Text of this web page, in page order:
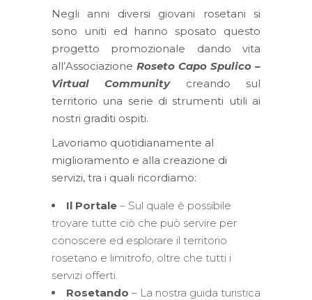
Negli anni diversi giovani rosetani si
sono uniti ed hanno sposato questo
progetto promozionale dando vita
all’Associazione Roseto Capo Spulico –
Virtual Community creando sul
territorio una serie di strumenti utili ai
nostri graditi ospiti.
Lavoriamo quotidianamente al
miglioramento e alla creazione di
servizi, tra i quali ricordiamo:
Il Portale – Sul quale è possibile
trovare tutte ciò che può servire per
conoscere ed esplorare il territorio
rosetano e limitrofo, oltre che tutti i
servizi offerti.
Rosetando – La nostra guida turistica